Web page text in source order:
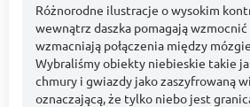
Różnorodne ilustracje o wysokim
wewnątrz daszka pomagają
wzmacniają połączenia między
Wybraliśmy obiekty niebieskie takie
chmury i gwiazdy jako zaszyfrowaną
oznaczającą, że tylko niebo jest